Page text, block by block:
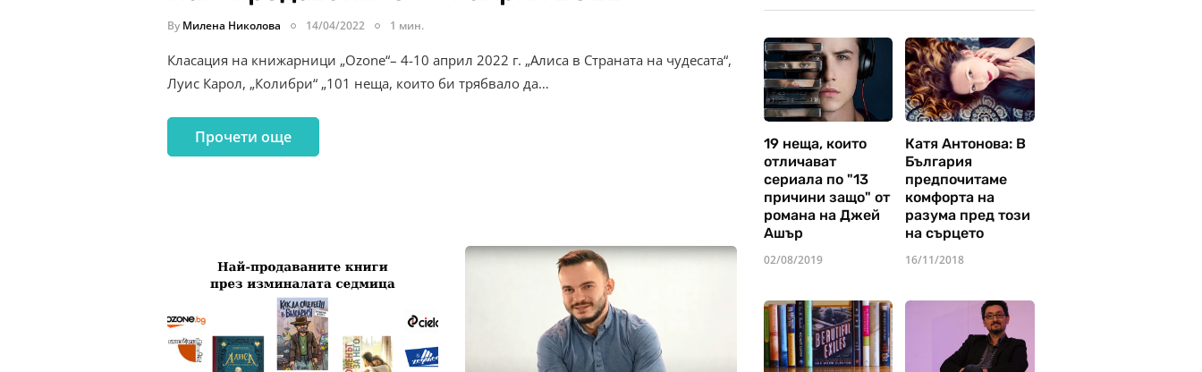
By Милена Николова 14/04/2022 1 мин.
Класация на книжарници „Ozone“– 4-10 април 2022 г. „Алиса в Страната на чудесата“,
Луис Карол, „Колибри“ „101 неща, които би трябвало да…
Прочети още
19 неща, които
отличават
сериала по "13
причини защо" от
романа на Джей
Ашър
02/08/2019
Катя Антонова: В
България
предпочитаме
комфорта на
разума пред този
на сърцето
16/11/2018